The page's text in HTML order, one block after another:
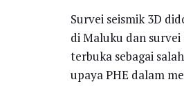
Survei seismik 3D
di Maluku dan survei
terbuka sebagai
upaya PHE dalam